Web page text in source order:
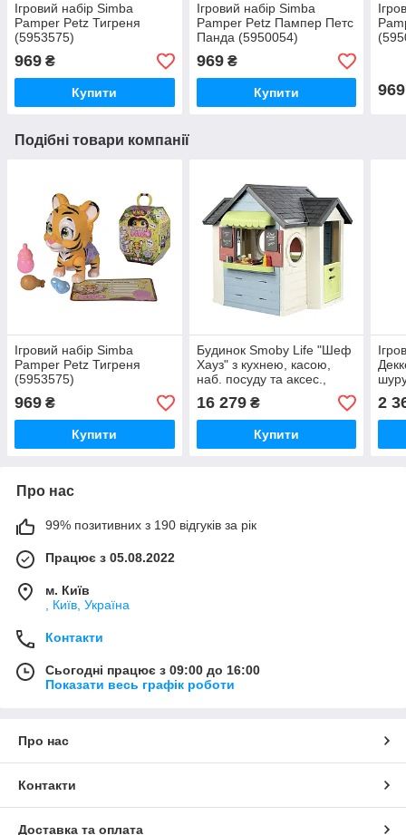
Ігровий набір Simba
Pamper Petz Тигреня
(5953575)
969 ₴
Купити
Ігровий набір Simba
Pamper Petz Пампер Петс
Панда (5950054)
969₴
Купити 969
Подібні товари компанії
Ігровий набір Simba
Pamper Petz Тигреня
(5953575)
969 ₴
Купити
Будинок Smoby Life "Шеф
Хауз" з кухнею, касою,
наб. посуду та аксес.,
16 279₴
Купити
2
Про нас
99% позитивних з 190 відгуків за рік
Працює з 05.08.2022
м. Київ
, Київ, Україна
Контакти
Сьогодні працює з 09:00 до 16:00
Показати весь графік роботи
Про нас
Контакти
Доставка та оплата